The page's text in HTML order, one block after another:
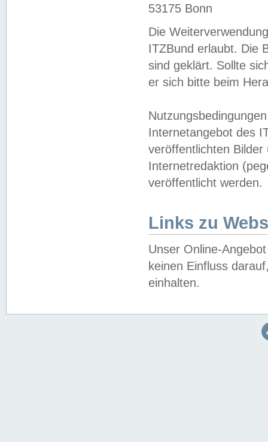
53175 Bonn
Die
ITZBund erlaubt. Die
sind geklärt. Sollte
er sich bitte beim
Internetangebot des
veröffentlichten
Internetredaktion
veröffentlicht werden.
Links zu
Unser Online-
keinen Einfluss
einhalten.